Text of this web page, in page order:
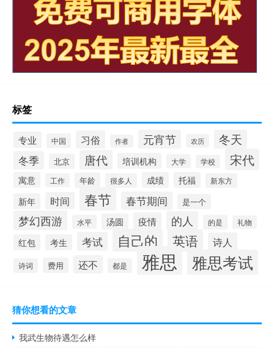
标签
专业 中国 习俗 作者 元宵节 农历 冬天
冬季 北京 唐代 培训机构 大学 学校 宋代
寓意 工作 年龄 很多人 成绩 托福 新东方
新年 时间 春节 春节期间 是一个
梦幻西游 水平 汤圆 疫情 的人 的是 礼物
红包 考生 考试 自己的 英语 诗人
诗词 费用 还不 都是 雅思 雅思考试
猜你想看的文章
我武生物待遇怎么样